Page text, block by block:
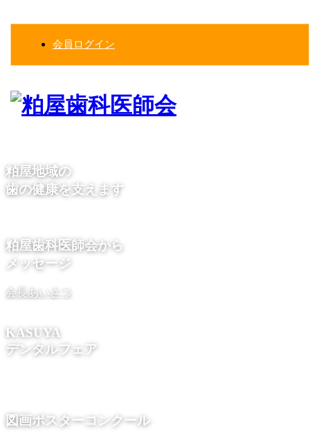
ン
ツ
ス
ビ
シ
ン
会員ログイン
粕屋地域の
歯の健康を支えます
粕屋歯科医師会から
メッセージ
会長あいさつ
KASUYA
デンタルフェア
図画ポスターコンクール